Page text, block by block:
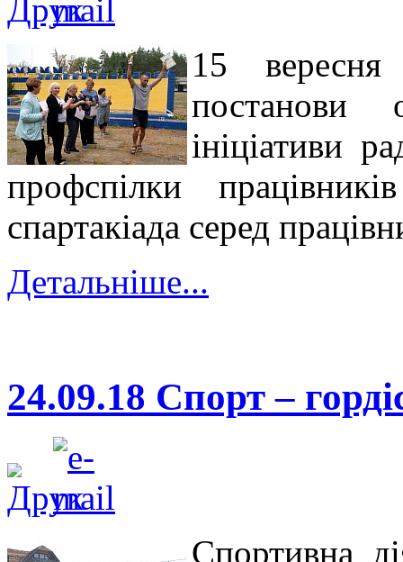
15
постанови
ініціативи
профспілки
спартакіада серед
Детальніше...
24.09.18 Спорт –
Спортивна